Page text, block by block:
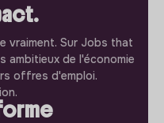
vraiment. Sur Jobs that
ambitieux de l'économie
offres d'emploi.